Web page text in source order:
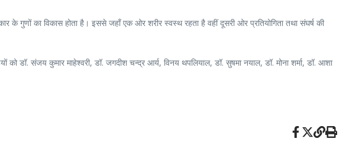
गुणों का विकास होता है। इससे जहाँ एक ओर शरीर स्वस्थ रहता है वहीं दूसरी ओर प्रतियोगिता तथा संघर्ष की
डॉ. संजय कुमार माहेश्वरी, डॉ. जगदीश चन्द्र आर्य, विनय थपलियाल, डॉ. सुषमा नयाल, डॉ. मोना शर्मा, डॉ. आशा